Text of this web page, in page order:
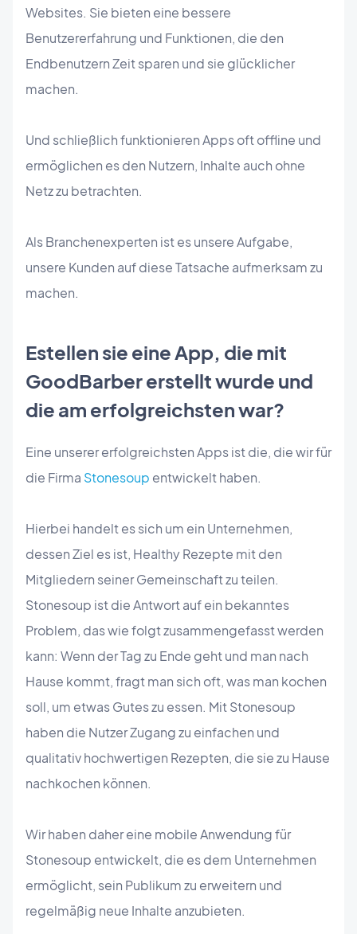
Websites. Sie bieten eine bessere
Benutzererfahrung und Funktionen, die den
Endbenutzern Zeit sparen und sie glücklicher
machen.
Und schließlich funktionieren Apps oft offline und
ermöglichen es den Nutzern, Inhalte auch ohne
Netz zu betrachten.
Als Branchenexperten ist es unsere Aufgabe,
unsere Kunden auf diese Tatsache aufmerksam zu
machen.
Estellen sie eine App, die mit
GoodBarber erstellt wurde und
die am erfolgreichsten war?
Eine unserer erfolgreichsten Apps ist die, die wir für
die Firma Stonesoup entwickelt haben.
Hierbei handelt es sich um ein Unternehmen,
dessen Ziel es ist, Healthy Rezepte mit den
Mitgliedern seiner Gemeinschaft zu teilen.
Stonesoup ist die Antwort auf ein bekanntes
Problem, das wie folgt zusammengefasst werden
kann: Wenn der Tag zu Ende geht und man nach
Hause kommt, fragt man sich oft, was man kochen
soll, um etwas Gutes zu essen. Mit Stonesoup
haben die Nutzer Zugang zu einfachen und
qualitativ hochwertigen Rezepten, die sie zu Hause
nachkochen können.
Wir haben daher eine mobile Anwendung für
Stonesoup entwickelt, die es dem Unternehmen
ermöglicht, sein Publikum zu erweitern und
regelmäßig neue Inhalte anzubieten.